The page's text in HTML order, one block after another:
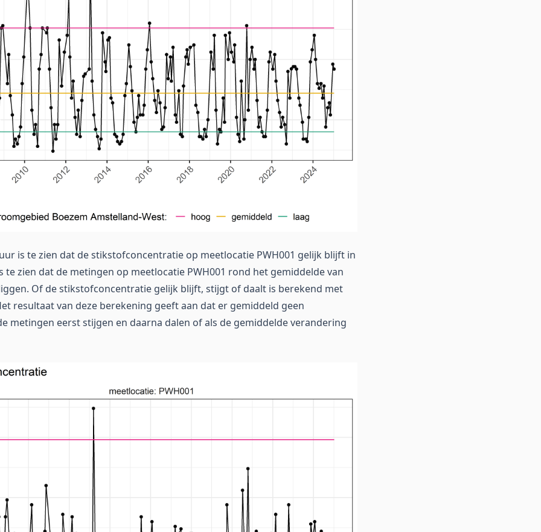
is te zien dat de stikstofconcentratie op meetlocatie PWH001 gelijk blijft in
te zien dat de metingen op meetlocatie PWH001 rond het gemiddelde van
Of de stikstofconcentratie gelijk blijft, stijgt of daalt is berekend met
resultaat van deze berekening geeft aan dat er gemiddeld geen
metingen eerst stijgen en daarna dalen of als de gemiddelde verandering